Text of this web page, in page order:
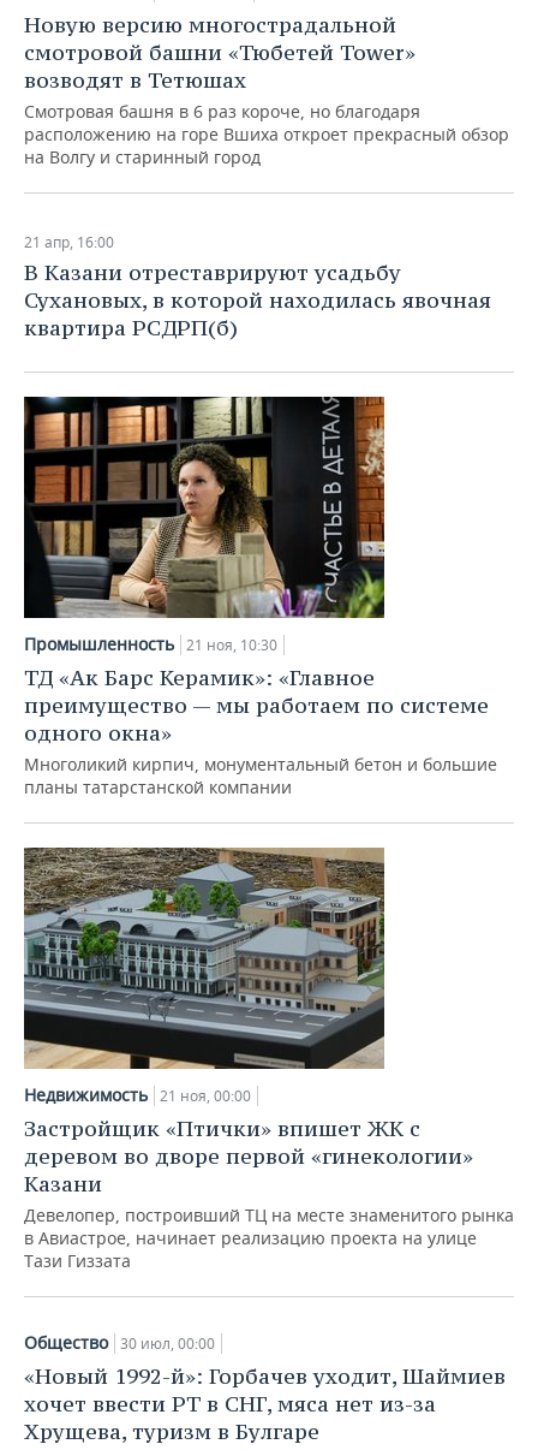
Новую версию многострадальной
смотровой башни «Тюбетей Tower»
возводят в Тетюшах
Смотровая башня в 6 раз короче, но благодаря
расположению на горе Вшиха откроет прекрасный обзор
на Волгу и старинный город
21 апр, 16:00
В Казани отреставрируют усадьбу
Сухановых, в которой находилась явочная
квартира РСДРП(б)
Промышленность 21 ноя, 10:30
ТД «Ак Барс Керамик»: «Главное
преимущество — мы работаем по системе
одного окна»
Многоликий кирпич, монументальный бетон и большие
планы татарстанской компании
Недвижимость 21 ноя, 00:00
Застройщик «Птички» впишет ЖК с
деревом во дворе первой «гинекологии»
Казани
Девелопер, построивший ТЦ на месте знаменитого рынка
в Авиастрое, начинает реализацию проекта на улице
Тази Гиззата
Общество 30 июл, 00:00
«Новый 1992-й»: Горбачев уходит, Шаймиев
хочет ввести РТ в СНГ, мяса нет из-за
Хрущева, туризм в Булгаре